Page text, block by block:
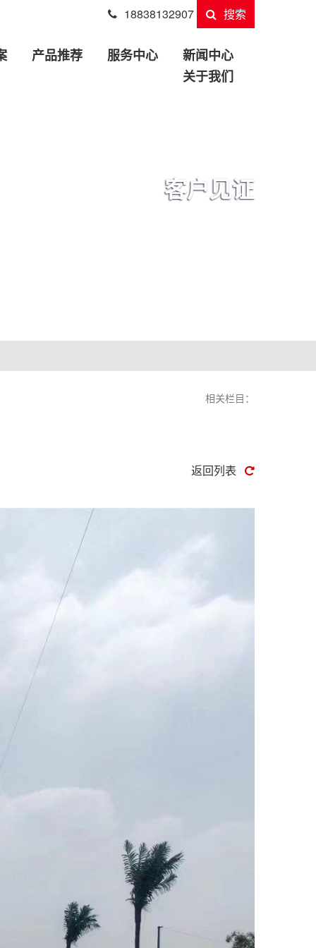
18838132907 搜索
产品推荐 服务中心
新闻中心
关于我们
客户见证
相关栏目：
返回列表